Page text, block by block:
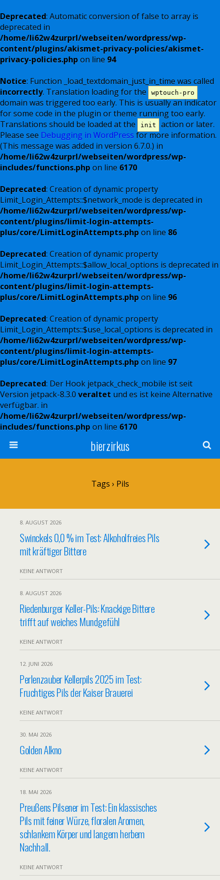
Deprecated: Automatic conversion of false to array is
deprecated in
/home/li62w4zurprl/webseiten/wordpress/wp-
content/plugins/akismet-privacy-policies/akismet-
privacy-policies.php on line 94
Notice: Function _load_textdomain_just_in_time was called
incorrectly. Translation loading for the wptouch-pro
domain was triggered too early. This is usually an indicator
for some code in the plugin or theme running too early.
Translations should be loaded at the
init
action or later.
Please see Debugging in WordPress for more information.
(This message was added in version 6.7.0.) in
/home/li62w4zurprl/webseiten/wordpress/wp-
includes/functions.php on line 6170
Deprecated: Creation of dynamic property
Limit_Login_Attempts::$network_mode is deprecated in
/home/li62w4zurprl/webseiten/wordpress/wp-
content/plugins/limit-login-attempts-
plus/core/LimitLoginAttempts.php on line 86
Deprecated: Creation of dynamic property
Limit_Login_Attempts::$allow_local_options is deprecated in
/home/li62w4zurprl/webseiten/wordpress/wp-
content/plugins/limit-login-attempts-
plus/core/LimitLoginAttempts.php on line 96
Deprecated: Creation of dynamic property
Limit_Login_Attempts::$use_local_options is deprecated in
/home/li62w4zurprl/webseiten/wordpress/wp-
content/plugins/limit-login-attempts-
plus/core/LimitLoginAttempts.php on line 97
Deprecated: Der Hook jetpack_check_mobile ist seit
Version jetpack-8.3.0 veraltet und es ist keine Alternative
verfügbar. in
/home/li62w4zurprl/webseiten/wordpress/wp-
includes/functions.php on line 6170
bierzirkus
Tags › Pils
8. AUGUST 2026
Swinckels 0,0 % im Test: Alkoholfreies Pils
mit kräftiger Bittere
KEINE ANTWORT
8. AUGUST 2026
Riedenburger Keller-Pils: Knackige Bittere
trifft auf weiches Mundgefühl
KEINE ANTWORT
12. JUNI 2026
Perlenzauber Kellerpils 2025 im Test:
Fruchtiges Pils der Kaiser Brauerei
KEINE ANTWORT
30. MAI 2026
Golden Alkno
KEINE ANTWORT
18. MAI 2026
Preußens Pilsener im Test: Ein klassisches
Pils mit feiner Würze, floralen Aromen,
schlankem Körper und langem herbem
Nachhall.
KEINE ANTWORT